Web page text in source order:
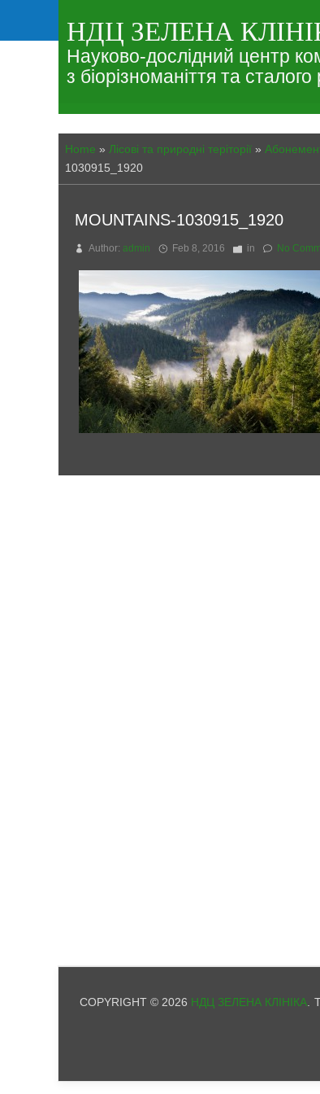
НДЦ ЗЕЛЕНА
Науково-дослідний центр
з біорізноманіття та сталого
Home » Лісові та природні теріторії »
1030915_1920
MOUNTAINS-1030915_1920
Author: admin Feb 8, 2016 in No
COPYRIGHT © 2026 НДЦ ЗЕЛЕНА КЛІНІКА